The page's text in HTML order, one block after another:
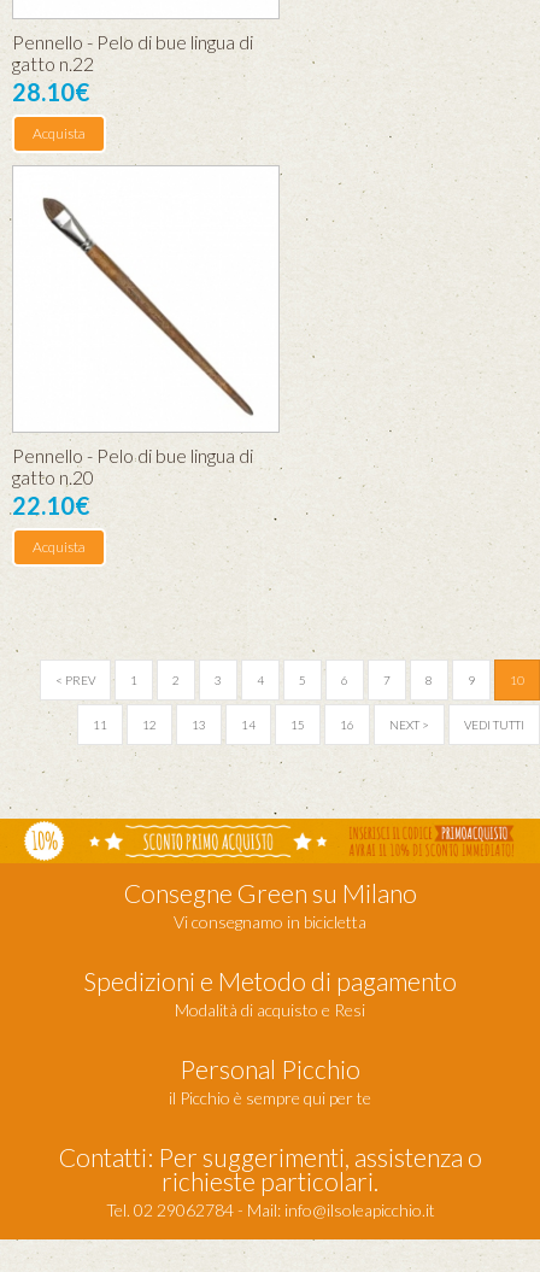
Pennello - Pelo di bue lingua di
gatto n.22
28.10€
Acquista
Pennello - Pelo di bue lingua di
gatto n.20
22.10€
Acquista
< PREV 1 2 3 4 5 6 7 8 9 10
11 12 13 14 15 16 NEXT > VEDI TUTTI
Consegne Green su Milano
Vi consegnamo in bicicletta
Spedizioni e Metodo di pagamento
Modalità di acquisto e Resi
Personal Picchio
il Picchio è sempre qui per te
Contatti: Per suggerimenti, assistenza o
richieste particolari.
Tel. 02 29062784 - Mail: info@ilsoleapicchio.it